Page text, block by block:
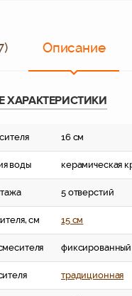
Описание
ХАРАКТЕРИСТИКИ
16 см
воды керамическая
5 отверстий
см 15 см
фиксированный
традиционная